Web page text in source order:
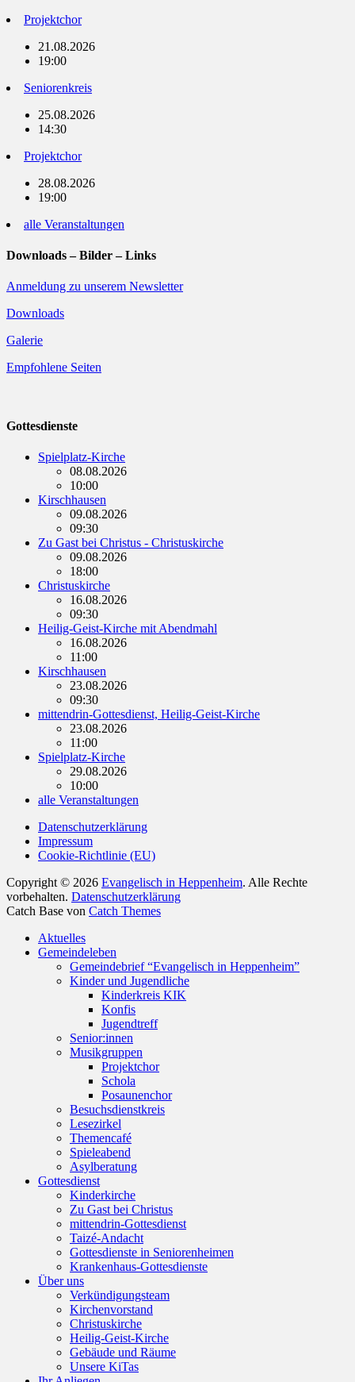
Projektchor
21.08.2026
19:00
Seniorenkreis
25.08.2026
14:30
Projektchor
28.08.2026
19:00
alle Veranstaltungen
Downloads – Bilder – Links
Anmeldung zu unserem Newsletter
Downloads
Galerie
Empfohlene Seiten
Gottesdienste
Spielplatz-Kirche
08.08.2026
10:00
Kirschhausen
09.08.2026
09:30
Zu Gast bei Christus - Christuskirche
09.08.2026
18:00
Christuskirche
16.08.2026
09:30
Heilig-Geist-Kirche mit Abendmahl
16.08.2026
11:00
Kirschhausen
23.08.2026
09:30
mittendrin-Gottesdienst, Heilig-Geist-Kirche
23.08.2026
11:00
Spielplatz-Kirche
29.08.2026
10:00
alle Veranstaltungen
Datenschutzerklärung
Impressum
Cookie-Richtlinie (EU)
Copyright © 2026 Evangelisch in Heppenheim. Alle Rechte
vorbehalten. Datenschutzerklärung
Catch Base von Catch Themes
oben
scrollen
Aktuelles
Gemeindeleben
Gemeindebrief “Evangelisch in Heppenheim”
Kinder und Jugendliche
Kinderkreis KIK
Konfis
Jugendtreff
Senior:innen
Musikgruppen
Projektchor
Schola
Posaunenchor
Besuchsdienstkreis
Lesezirkel
Themencafé
Spieleabend
Asylberatung
Gottesdienst
Kinderkirche
Zu Gast bei Christus
mittendrin-Gottesdienst
Taizé-Andacht
Gottesdienste in Seniorenheimen
Krankenhaus-Gottesdienste
Über uns
Verkündigungsteam
Kirchenvorstand
Christuskirche
Heilig-Geist-Kirche
Gebäude und Räume
Unsere KiTas